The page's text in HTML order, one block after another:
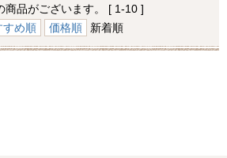
商品がございます。 [ 1-10 ]
すめ順 価格順 新着順